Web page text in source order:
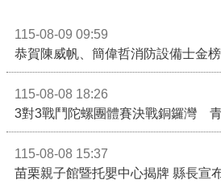
115-08-09 09:59
恭賀陳威帆、簡偉哲消防設備士金
115-08-08 18:26
115-08-08 15:37